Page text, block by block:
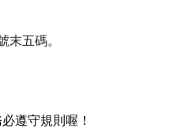
末五碼。
遵守規則喔！